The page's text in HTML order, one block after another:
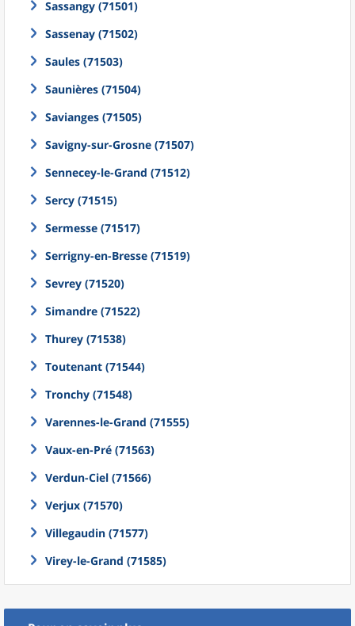
Sassangy (71501)
Sassenay (71502)
Saules (71503)
Saunières (71504)
Savianges (71505)
Savigny-sur-Grosne (71507)
Sennecey-le-Grand (71512)
Sercy (71515)
Sermesse (71517)
Serrigny-en-Bresse (71519)
Sevrey (71520)
Simandre (71522)
Thurey (71538)
Toutenant (71544)
Tronchy (71548)
Varennes-le-Grand (71555)
Vaux-en-Pré (71563)
Verdun-Ciel (71566)
Verjux (71570)
Villegaudin (71577)
Virey-le-Grand (71585)